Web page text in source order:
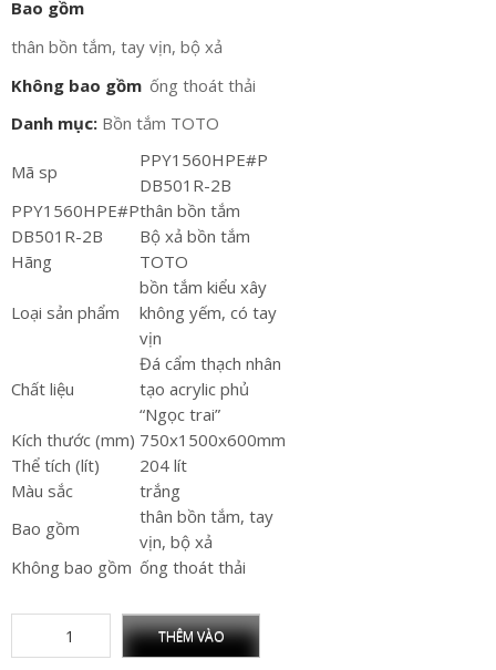
Bao gồm
thân bồn tắm, tay vịn, bộ xả
Không bao gồm ống thoát thải
Danh mục: Bồn tắm TOTO
Mã sp
PPY1560HPE#P
DB501R-2B
PPY1560HPE#Pthân bồn tắm
DB501R-2B
Bộ xả bồn tắm
Hãng
TOTO
Loại sản phẩm
bồn tắm kiểu xây
không yếm, có tay
vịn
Chất liệu
Đá cẩm thạch nhân
tạo acrylic phủ
“Ngọc trai”
Kích thước (mm) 750x1500x600mm
Thể tích (lít)
204 lít
Màu sắc
trắng
Bao gồm
thân bồn tắm, tay
vịn, bộ xả
Không bao gồm ống thoát thải
THÊM VÀO